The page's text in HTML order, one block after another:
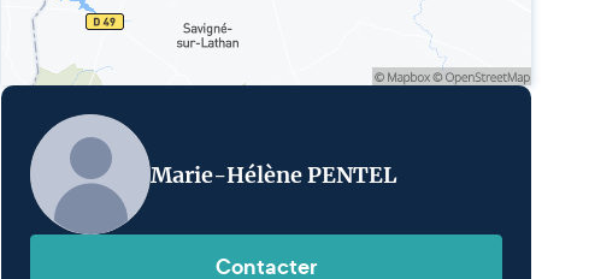
Marie-Hélène PENTEL
Contacter